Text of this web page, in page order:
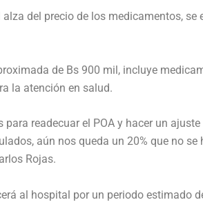
del precio de los medicamentos,
de Bs 900 mil, incluye
la atención en salud.
readecuar el POA y hacer un
aún nos queda un 20% que no
Rojas.
al hospital por un periodo estimado